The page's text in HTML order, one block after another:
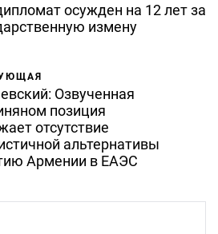
осужден на 12 лет за
измену
Озвученная
позиция
отсутствие
альтернативы
Армении в ЕАЭС